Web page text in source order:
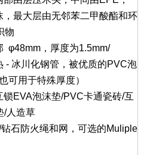
，最大层由无邻苯二甲酸酯和环
物
φ48mm，厚度为1.5mm/
冰川化钢管，被优质的PVC泡
可用于特殊厚度）
锁EVA泡沫垫/PVC卡通瓷砖/互
/人造草
石防火绳和网，可选的Muliple